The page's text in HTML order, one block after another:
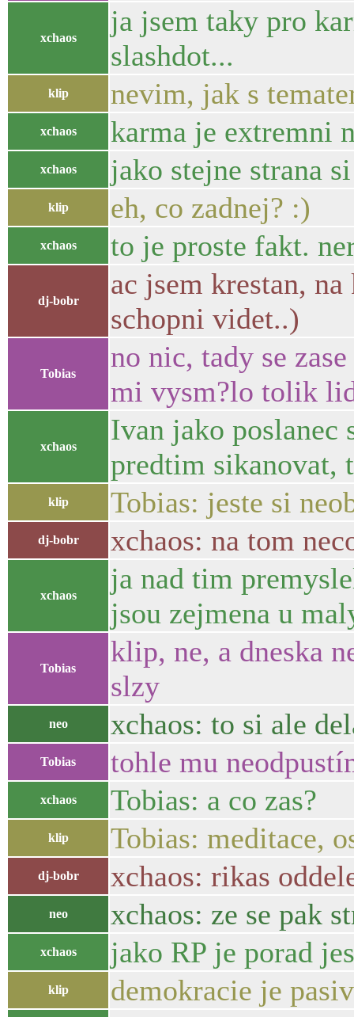
xchaos
ja jsem taky pro
slashdot...
klip nevim, jak s
xchaos karma je extremni
xchaos jako stejne strana
klip eh, co zadnej? :)
xchaos to je proste fakt.
dj-bobr
ac jsem krestan,
schopni videt..)
Tobias
no nic, tady se
mi vysm?lo tolik
xchaos
Ivan jako poslanec
predtim sikanovat,
klip Tobias: jeste si
dj-bobr xchaos: na tom
xchaos
ja nad tim
jsou zejmena u
Tobias
klip, ne, a dneska
slzy
neo xchaos: to si ale
Tobias tohle mu
xchaos Tobias: a co zas?
klip Tobias: meditace,
dj-bobr xchaos: rikas
neo xchaos: ze se pak
xchaos jako RP je porad
klip
demokracie je